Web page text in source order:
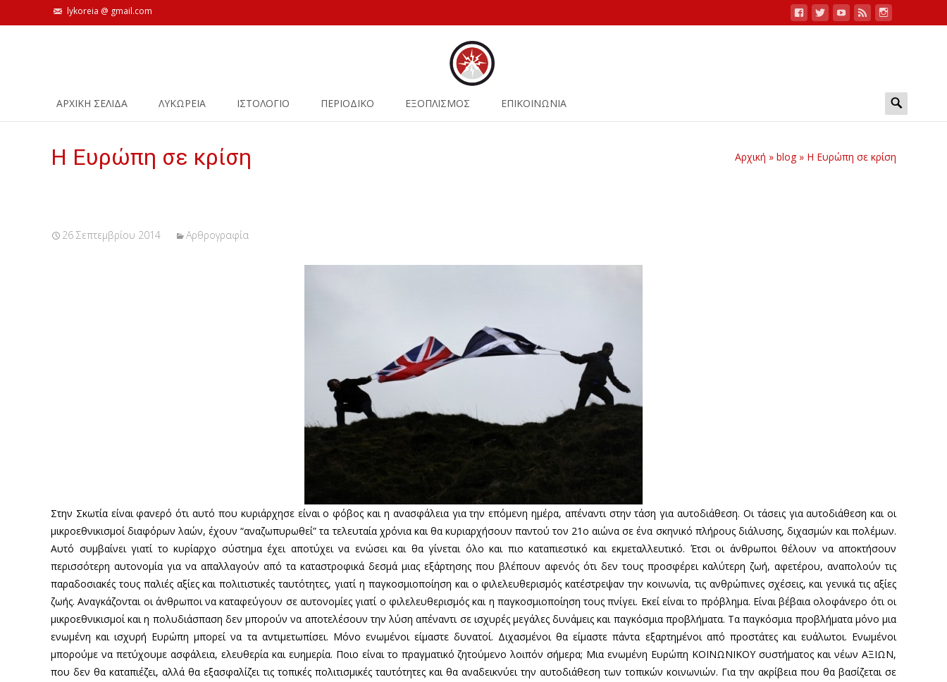
lykoreia @ gmail.com
ΑΡΧΙΚΗ ΣΕΛΙΔΑ ΛΥΚΩΡΕΙΑ ΙΣΤΟΛΌΓΙΟ ΠΕΡΙΟΔΙΚΟ ΕΞΟΠΛΙΣΜΟΣ ΕΠΙΚΟΙΝΩΝΙΑ
Search
for:
Η Ευρώπη σε κρίση Αρχική » blog » Η Ευρώπη σε κρίση
26 Σεπτεμβρίου 2014 Αρθρογραφία
Στην Σκωτία είναι φανερό ότι αυτό που κυριάρχησε είναι ο φόβος και η ανασφάλεια για την επόμενη ημέρα, απέναντι στην τάση για αυτοδιάθεση. Οι τάσεις για αυτοδιάθεση και οι
μικροεθνικισμοί διαφόρων λαών, έχουν “αναζωπυρωθεί” τα τελευταία χρόνια και θα κυριαρχήσουν παντού τον 21ο αιώνα σε ένα σκηνικό πλήρους διάλυσης, διχασμών και πολέμων.
Αυτό συμβαίνει γιατί το κυρίαρχο σύστημα έχει αποτύχει να ενώσει και θα γίνεται όλο και πιο καταπιεστικό και εκμεταλλευτικό. Έτσι οι άνθρωποι θέλουν να αποκτήσουν
περισσότερη αυτονομία για να απαλλαγούν από τα καταστροφικά δεσμά μιας εξάρτησης που βλέπουν αφενός ότι δεν τους προσφέρει καλύτερη ζωή, αφετέρου, αναπολούν τις
παραδοσιακές τους παλιές αξίες και πολιτιστικές ταυτότητες, γιατί η παγκοσμιοποίηση και ο φιλελευθερισμός κατέστρεψαν την κοινωνία, τις ανθρώπινες σχέσεις, και γενικά τις αξίες
ζωής. Αναγκάζονται οι άνθρωποι να καταφεύγουν σε αυτονομίες γιατί ο φιλελευθερισμός και η παγκοσμιοποίηση τους πνίγει. Εκεί είναι το πρόβλημα. Είναι βέβαια ολοφάνερο ότι οι
μικροεθνικισμοί και η πολυδιάσπαση δεν μπορούν να αποτελέσουν την λύση απέναντι σε ισχυρές μεγάλες δυνάμεις και παγκόσμια προβλήματα. Τα παγκόσμια προβλήματα μόνο μια
ενωμένη και ισχυρή Ευρώπη μπορεί να τα αντιμετωπίσει. Μόνο ενωμένοι είμαστε δυνατοί. Διχασμένοι θα είμαστε πάντα εξαρτημένοι από προστάτες και ευάλωτοι. Ενωμένοι
μπορούμε να πετύχουμε ασφάλεια, ελευθερία και ευημερία. Ποιο είναι το πραγματικό ζητούμενο λοιπόν σήμερα; Μια ενωμένη Ευρώπη ΚΟΙΝΩΝΙΚΟΥ συστήματος και νέων ΑΞΙΩΝ,
που δεν θα καταπιέζει, αλλά θα εξασφαλίζει τις τοπικές πολιτισμικές ταυτότητες και θα αναδεικνύει την αυτοδιάθεση των τοπικών κοινωνιών. Για την ακρίβεια που θα βασίζεται σε